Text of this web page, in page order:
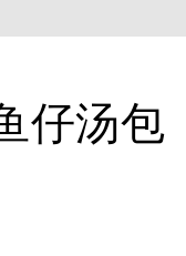
仔汤包